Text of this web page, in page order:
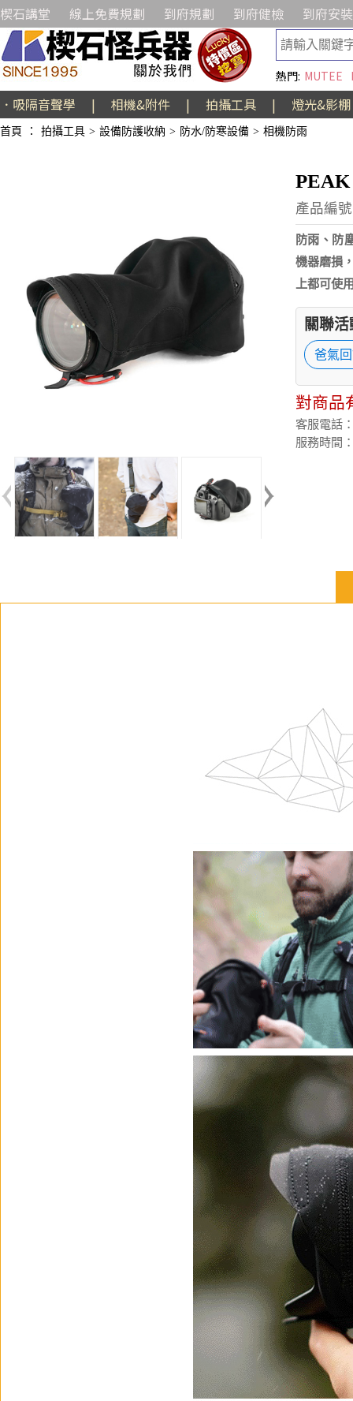
楔石講堂 線上免費規劃 到府規劃 到府健檢 到府安裝
熱門: MUTEE
．吸隔音聲學 | 相機&附件 | 拍攝工具 | 燈光&影棚
首頁 ： 拍攝工具 > 設備防護收納 > 防水/防寒設備 > 相機防雨
PEAK
產品編
防雨、防
機器磨損
上都可使
關聯
爸氣
對商品
客服電話
服務時間